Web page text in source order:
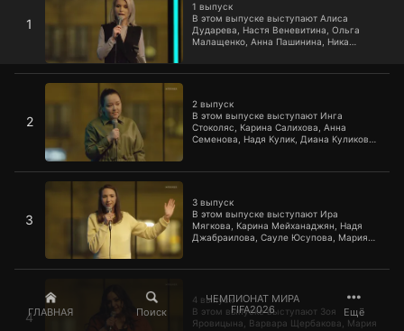
ГЛАВНАЯ Поиск
ЧЕМПИОНАТ МИРА
FIFA2026
Ещё
1
1 выпуск
В этом выпуске выступают Алиса
Дударева, Настя Веневитина, Ольга
Малащенко, Анна Пашинина, Ника
2
2 выпуск
В этом выпуске выступают Инга
Стоколяс, Карина Салихова, Анна
Семенова, Надя Кулик, Диана Куликова,
2 выпуск
3
3 выпуск
В этом выпуске выступают Ира
Мягкова, Карина Мейханаджян, Надя
Джабраилова, Сауле Юсупова, Мария
3 выпуск
4
4 выпуск
В этом выпуске выступают Зоя
Яровицына, Варвара Щербакова, Мария